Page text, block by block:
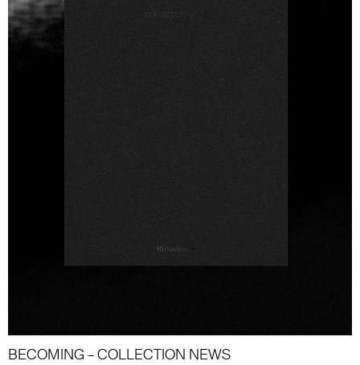
BECOMING – COLLECTION NEWS